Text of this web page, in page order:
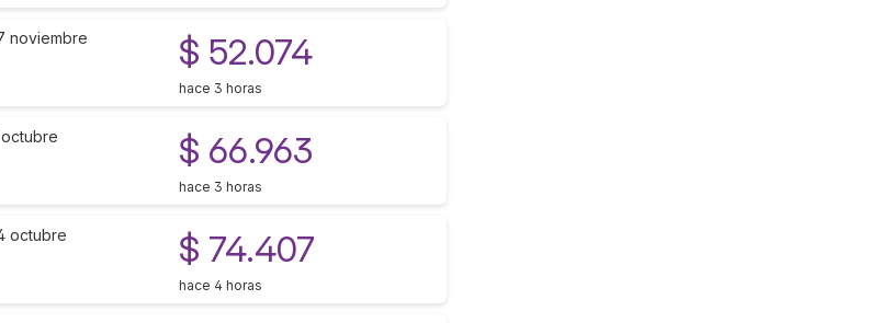
noviembre $ 52.074
hace 3 horas
$ 66.963
hace 3 horas
octubre $ 74.407
hace 4 horas